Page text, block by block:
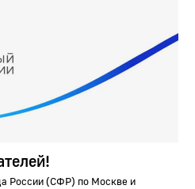
России (СФР) по Москве и